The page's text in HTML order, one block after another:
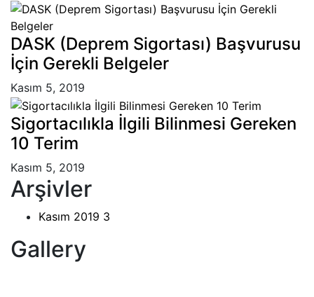
DASK (Deprem Sigortası) Başvurusu
İçin Gerekli Belgeler
Kasım 5, 2019
Sigortacılıkla İlgili Bilinmesi Gereken
10 Terim
Kasım 5, 2019
Arşivler
Kasım 2019 3
Gallery